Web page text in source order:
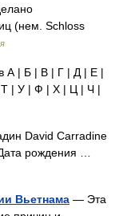
(нем. Schloss
А | Б | В | Г | Д | Е |
| У | Ф | Х | Ц | Ч |
David Carradine
рождения …
Вьетнама — Эта